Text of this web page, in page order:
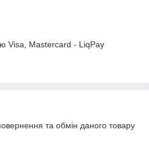
Visa, Mastercard - LiqPay
та обмін даного товару